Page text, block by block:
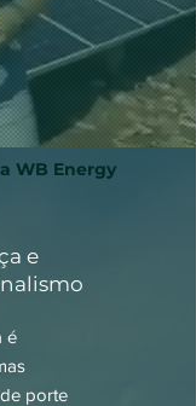
WB Energy
e
é
porte